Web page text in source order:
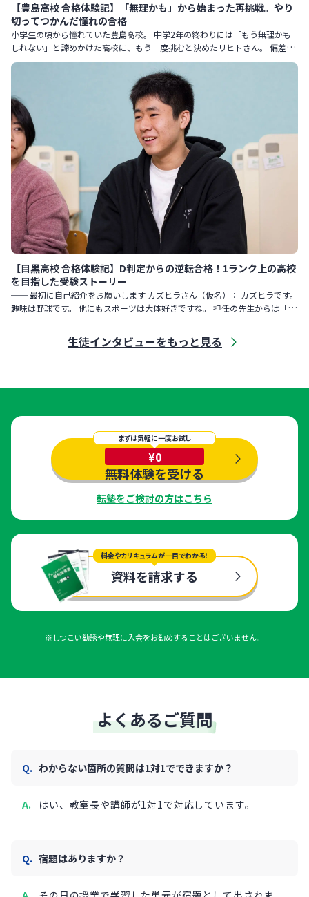
【豊島高校 合格体験記】「無理かも」から始まった再挑戦。やり
切ってつかんだ憧れの合格
小学生の頃から憧れていた豊島高校。 中学2年の終わりには「もう無理かも
しれない」と諦めかけた高校に、もう一度挑むと決めたリヒトさん。 偏差値
を55から61まで伸ばし、確かな自信を手に入れて迎えた本番。
【目黒高校 合格体験記】D判定からの逆転合格！1ランク上の高校
を目指した受験ストーリー
── 最初に自己紹介をお願いします カズヒラさん（仮名）： カズヒラです。
趣味は野球です。 他にもスポーツは大体好きですね。 担任の先生からは「勝
生徒インタビューをもっと見る
まずは気軽に一度お試し
¥0
無料体験を受ける
転塾をご検討の方はこちら
料金やカリキュラムが一目でわかる！
資料を請求する
※しつこい勧誘や無理に入会をお勧めすることはございません。
よくあるご質問
わからない箇所の質問は1対1でできますか？
はい、教室長や講師が1対1で対応しています。
宿題はありますか？